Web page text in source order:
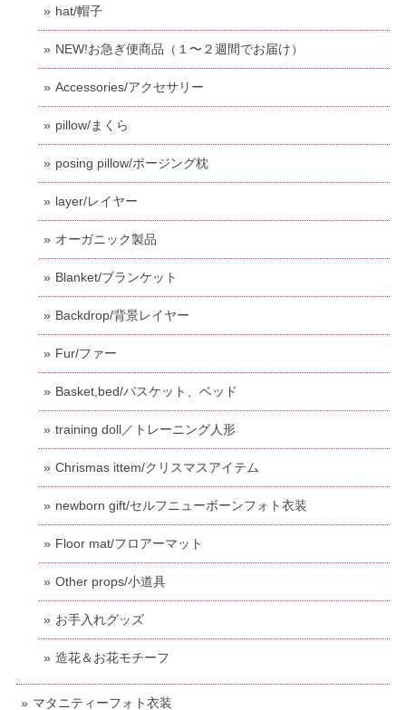
hat/帽子
NEW!お急ぎ便商品（１〜２週間でお届け）
Accessories/アクセサリー
pillow/まくら
posing pillow/ポージング枕
layer/レイヤー
オーガニック製品
Blanket/ブランケット
Backdrop/背景レイヤー
Fur/ファー
Basket,bed/バスケット、ベッド
training doll／トレーニング人形
Chrismas ittem/クリスマスアイテム
newborn gift/セルフニューボーンフォト衣装
Floor mat/フロアーマット
Other props/小道具
お手入れグッズ
造花＆お花モチーフ
マタニティーフォト衣装